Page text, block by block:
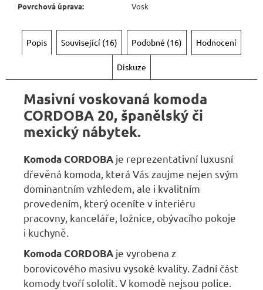
Povrchová úprava: Vosk
Popis Související (16) Podobné (16) Hodnocení
Diskuze
Masivní voskovaná komoda
CORDOBA 20, španělský či
mexický nábytek.
KomodaCORDOBA je reprezentativní luxusní
dřevěná komoda, která Vás zaujme nejen svým
dominantním vzhledem, ale i kvalitním
provedením, který oceníte v interiéru
pracovny, kanceláře, ložnice, obývacího pokoje
i kuchyně.
Komoda CORDOBA je vyrobena z
borovicového masivu vysoké kvality. Zadní část
komody tvoří sololit. V komodě nejsou police.